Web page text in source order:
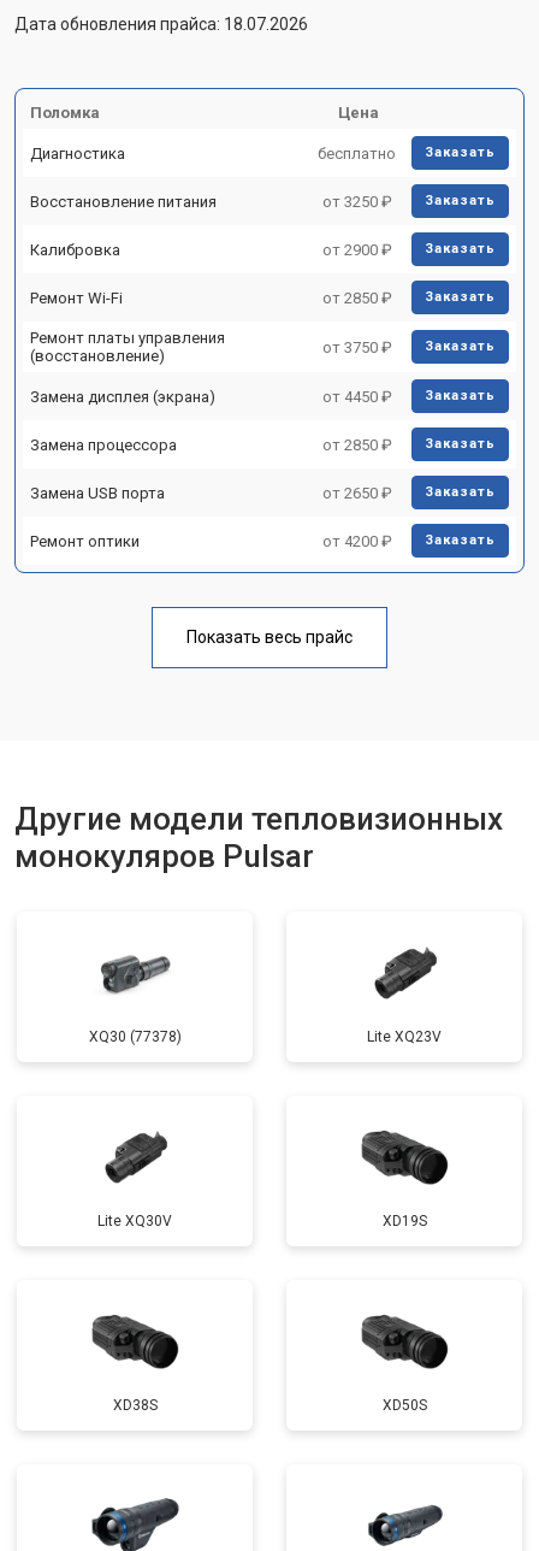
Дата обновления прайса: 18.07.2026
Поломка Цена
Диагностика бесплатно Заказать
Восстановление питания от 3250 ₽ Заказать
Калибровка от 2900 ₽ Заказать
Ремонт Wi-Fi от 2850 ₽ Заказать
Ремонт платы управления
(восстановление)
от 3750 ₽ Заказать
Замена дисплея (экрана) от 4450 ₽ Заказать
Замена процессора от 2850 ₽ Заказать
Замена USB порта от 2650 ₽ Заказать
Ремонт оптики от 4200 ₽ Заказать
Показать весь прайс
Другие модели тепловизионных
монокуляров Pulsar
XQ30 (77378) Lite XQ23V
Lite XQ30V XD19S
XD38S XD50S